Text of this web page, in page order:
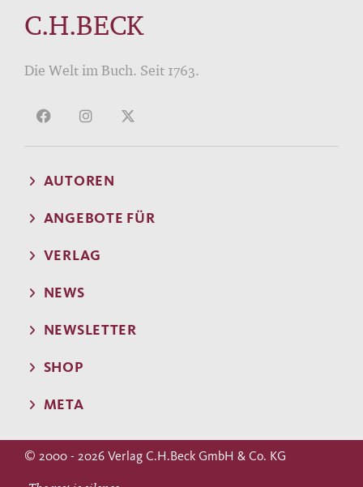
C.H.BECK
Die Welt im Buch. Seit 1763.
AUTOREN
ANGEBOTE FÜR
VERLAG
NEWS
NEWSLETTER
SHOP
META
© 2000 - 2026 Verlag C.H.Beck GmbH & Co. KG